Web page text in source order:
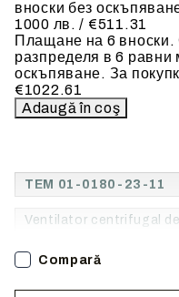
TEM 01-0180-23-11
Ventilator centrifugal de
вноски без
1000 лв. / €511.31
Плащане на 6 вноски.
разпределя в 6 равни
оскъпяване. За
€1022.61
Compară